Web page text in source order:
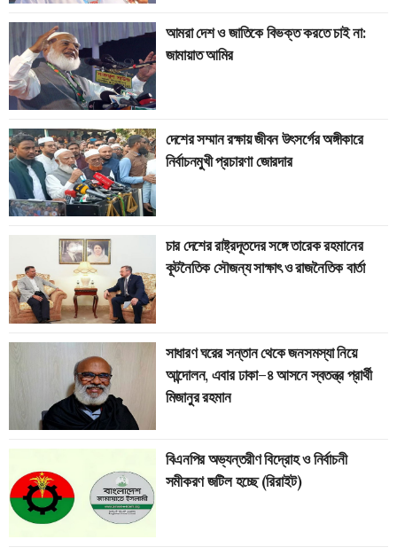
আমরা দেশ ও জাতিকে বিভক্ত করতে চাই না:
জামায়াত আমির
দেশের সম্মান রক্ষায় জীবন উৎসর্গের অঙ্গীকারে
নির্বাচনমুখী প্রচারণা জোরদার
চার দেশের রাষ্ট্রদূতদের সঙ্গে তারেক রহমানের
কূটনৈতিক সৌজন্য সাক্ষাৎ ও রাজনৈতিক বার্তা
সাধারণ ঘরের সন্তান থেকে জনসমস্যা নিয়ে
আন্দোলন, এবার ঢাকা–৪ আসনে স্বতন্ত্র প্রার্থী
মিজানুর রহমান
বিএনপির অভ্যন্তরীণ বিদ্রোহ ও নির্বাচনী
সমীকরণ জটিল হচ্ছে (রিরাইট)